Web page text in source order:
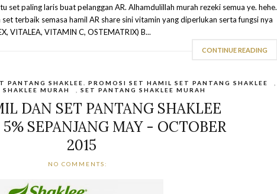
set paling laris buat pelanggan AR. Alhamdulillah murah rezeki semua ye. hehe.
terbaik semasa hamil AR share sini vitamin yang diperlukan serta fungsi nya
VITALEA, VITAMIN C, OSTEMATRIX) B...
CONTINUE READING
PANTANG SHAKLEE. PROMOSI SET HAMIL SET PANTANG SHAKLEE
MURAH
SET PANTANG SHAKLEE MURAH
DAN SET PANTANG SHAKLEE
SEPANJANG MAY - OCTOBER
2015
NO COMMENTS: